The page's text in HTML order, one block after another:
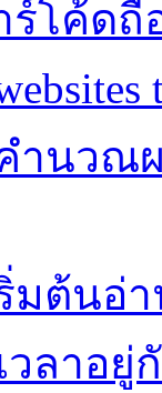
ร์โค้ด
ำนวณ
มต้นอ่า
วลาอยู่